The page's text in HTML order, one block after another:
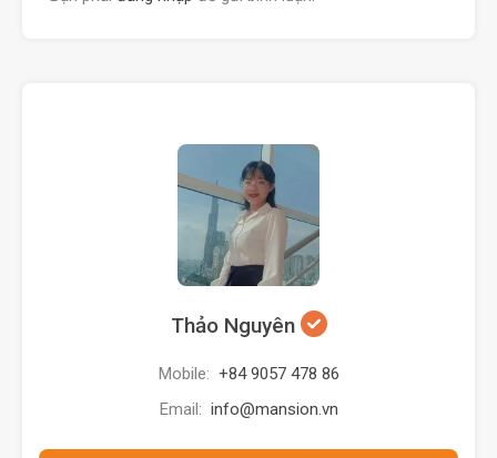
Thảo Nguyên
Mobile: +84 9057 478 86
Email: info@mansion.vn